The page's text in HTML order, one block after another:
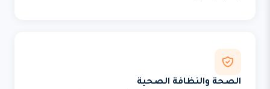
الصحة والنظافة الصحية